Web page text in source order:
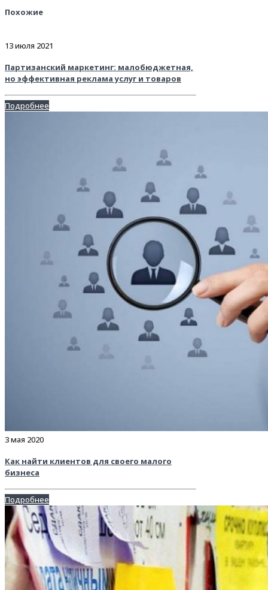
Похожие
13 июля 2021
Партизанский маркетинг: малобюджетная,
но эффективная реклама услуг и товаров
Подробнее
3 мая 2020
Как найти клиентов для своего малого
бизнеса
Подробнее